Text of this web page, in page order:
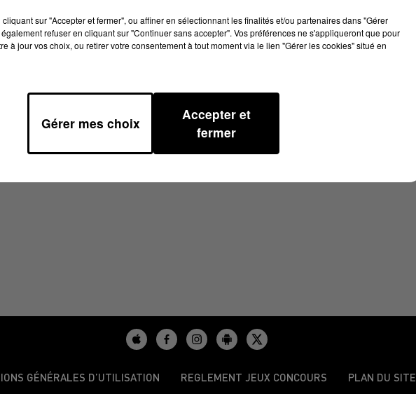
À 09H00
GÉNÉRALES D’UTILISATION REGLEMENT JEUX CONCOURS PLAN DU SITE
sur "Accepter et fermer", ou affiner en sélectionnant les finalités et/ou partenaires dans "Gérer
refuser en cliquant sur "Continuer sans accepter". Vos préférences ne s'appliqueront que pour
à jour vos choix, ou retirer votre consentement à tout moment via le lien "Gérer les cookies" situé en
Gérer mes choix
Accepter et
fermer